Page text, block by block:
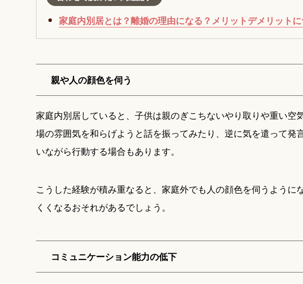
家庭内別居とは？離婚の理由になる？メリットデメリット
親や人の顔色を伺う
家庭内別居していると、子供は親のぎこちないやり取りや重い空
場の雰囲気を和らげようと話を振ってみたり、逆に気を遣って発
いながら行動する場合もあります。
こうした経験が積み重なると、家庭外でも人の顔色を伺うように
くくなるおそれがあるでしょう。
コミュニケーション能力の低下